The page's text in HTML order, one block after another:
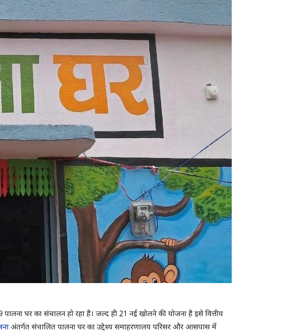
घर का संचालन हो रहा है। जल्द ही 21 नई खोलने की योजना है इसे वित्तीय
अंतर्गत संचालित पालना घर का उद्देश्य समाहरणालय परिसर और आसपास में